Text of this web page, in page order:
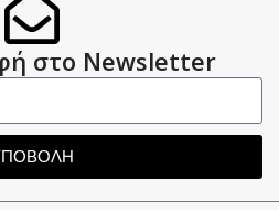
στο Newsletter